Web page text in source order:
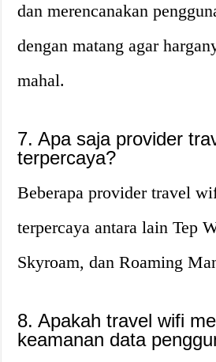
dan merencanakan
dengan matang agar
mahal.
7. Apa saja provider
terpercaya?
Beberapa provider travel
terpercaya antara lain Tep
Skyroam, dan Roaming
8. Apakah travel wifi
keamanan data